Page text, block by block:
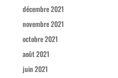
décembre 2021
novembre 2021
octobre 2021
août 2021
juin 2021